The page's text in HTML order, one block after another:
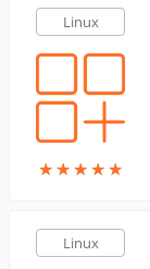
Linux
★★★★★
★★★★★
Linux